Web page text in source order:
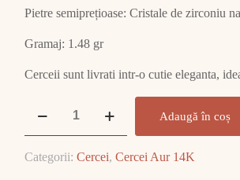
Pietre semiprețioase: Cristale de zirconiu
Gramaj: 1.48 gr
Cerceii sunt livrati intr-o cutie eleganta,
14K
Adaugă în coș
Categorii: Cercei, Cercei Aur 14K